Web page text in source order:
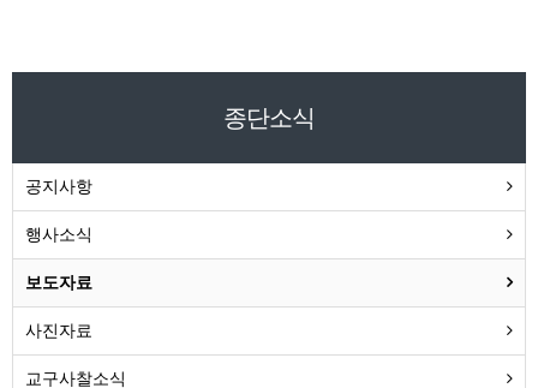
종단소식
공지사항
행사소식
보도자료
사진자료
교구사찰소식